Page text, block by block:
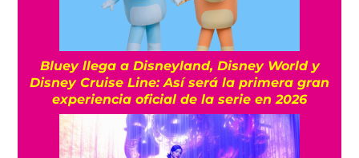
Bluey llega a Disneyland, Disney World y
Disney Cruise Line: Así será la primera gran
experiencia oficial de la serie en 2026